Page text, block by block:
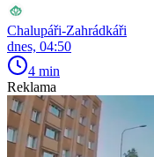
Chalupáři-Zahrádkáři
dnes, 04:50
4 min
Reklama